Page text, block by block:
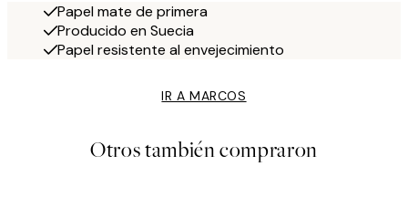
Papel mate de primera
Producido en Suecia
Papel resistente al envejecimiento
IR A MARCOS
Otros también compraron